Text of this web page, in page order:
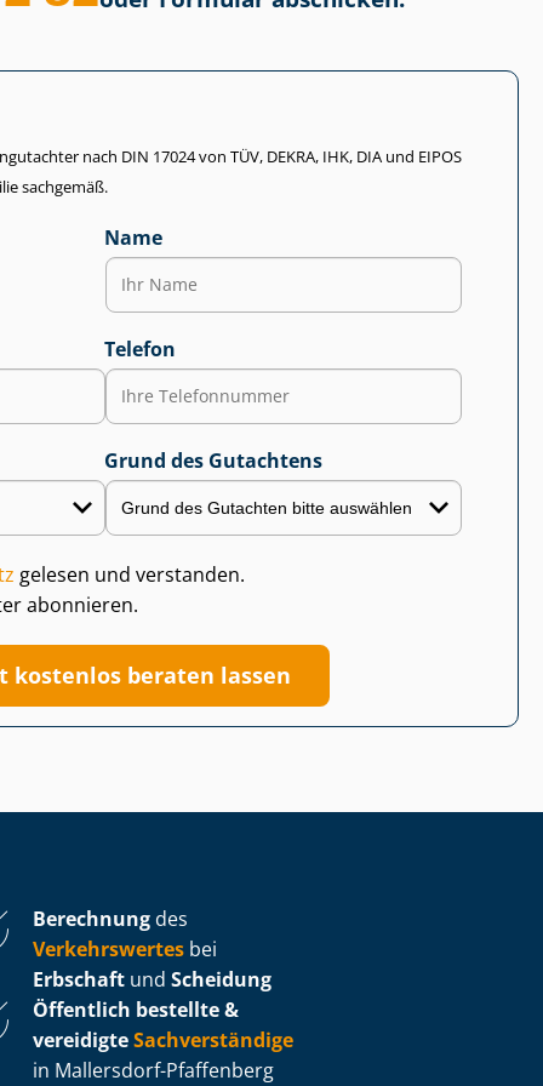
nach DIN 17024 von TÜV, DEKRA, IHK, DIA und EIPOS
sachgemäß.
Name
Telefon
Grund des Gutachtens
gelesen und verstanden.
abonnieren.
kostenlos beraten lassen
Berechnung des
Verkehrswertes bei
Erbschaft und Scheidung
Öffentlich bestellte &
vereidigteSachverständige
in Mallersdorf-Pfaffenberg